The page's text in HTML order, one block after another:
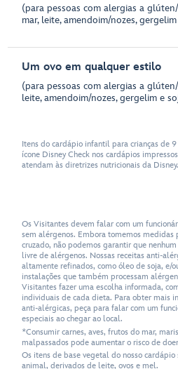
(para pessoas com alergias a
mar, leite, amendoim/nozes,
Um ovo em qualquer estilo
(para pessoas com alergias a
leite, amendoim/nozes, gergelim e
Itens do cardápio infantil para crianças de
ícone Disney Check nos cardápios
atendam às diretrizes nutricionais da Disney.
Os Visitantes devem falar com um
sem alérgenos. Embora tomemos
cruzado, não podemos garantir que
livre de alérgenos. Nossas receitas anti-
altamente refinados, como óleo de soja, e/
instalações que também processam
Visitantes fazer uma escolha informada,
individuais de cada dieta. Para obter mais
anti-alérgicas, peça para falar com um
especiais ao chegar ao local.
*Consumir carnes, aves, frutos do mar,
malpassados pode aumentar o risco de
Os itens de base vegetal do nosso
animal, derivados de leite, ovos e mel.